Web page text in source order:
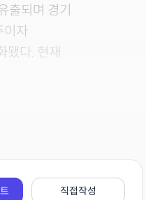
되며 경기
이자
다. 현재
직접작성